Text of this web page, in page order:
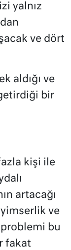
yalnız
ve dört
aldığı ve
bir
kişi ile
artacağı
ve
bu
fakat